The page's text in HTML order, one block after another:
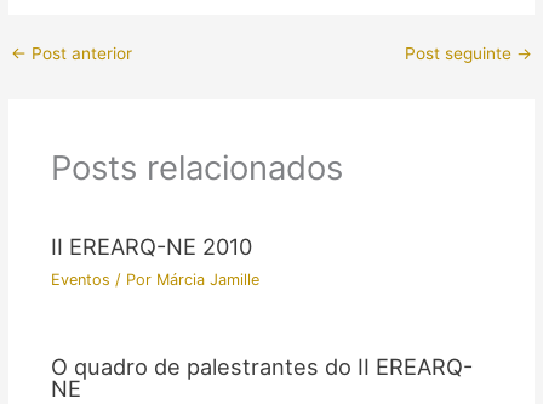
← Post anterior Post seguinte →
Posts relacionados
II EREARQ-NE 2010
Eventos / Por Márcia Jamille
O quadro de palestrantes do II EREARQ-
NE